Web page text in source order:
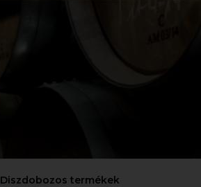
Diszdobozos termékek